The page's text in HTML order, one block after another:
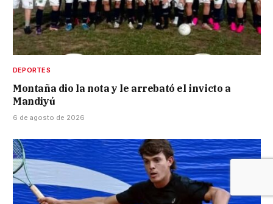
DEPORTES
Montaña dio la nota y le arrebató el invicto a
Mandiyú
6 de agosto de 2026